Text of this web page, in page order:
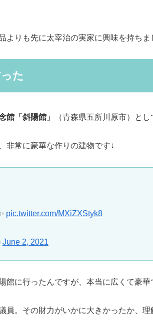
よりも先に太宰治の実家に興味を持ちま
た
館「斜陽館」 （青森県五所川原市）と
非常に豪華な作りの建物です↓
pic.twitter.com/MXiZXStyk8
June 2, 2021
館に行ったんですが、本当に広くて豪
員。その財力がいかに大きかったか、理